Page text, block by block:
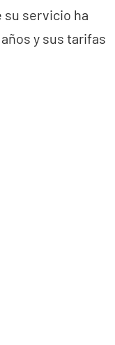
servicio ha
y sus tarifas